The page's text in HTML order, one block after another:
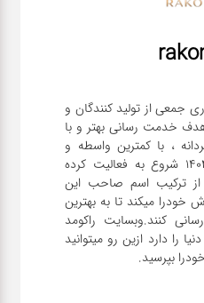
جمعی از تولید کنندگان و
خدمت رسانی بهتر و با
، با کمترین واسطه و
مناسب ترین قیمت در سال 1404 شروع به فعالیت کرده
از ترکیب اسم صاحب این
میکند تا به بهترین
کنند.وبسایت راکومد
را دارد ازین رو میتوانید
بپرسید.